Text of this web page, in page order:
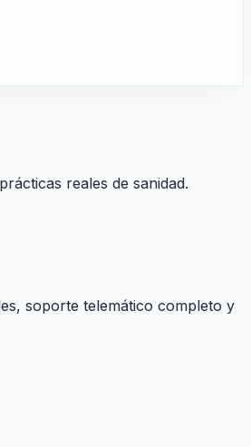
reales de sanidad.
soporte telemático completo y